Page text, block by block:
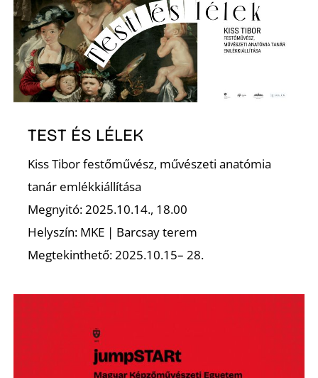
TEST ÉS LÉLEK
Kiss Tibor festőművész, művészeti anatómia
tanár emlékkiállítása
Megnyitó: 2025.10.14., 18.00
Helyszín: MKE | Barcsay terem
Megtekinthető: 2025.10.15– 28.